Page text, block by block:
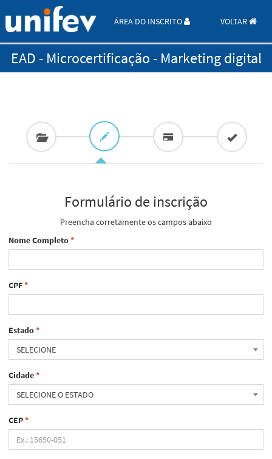
ÁREA DO INSCRITO VOLTAR
EAD - Microcertificação - Marketing digital
Formulário de inscrição
Preencha corretamente os campos abaixo
Nome Completo*
CPF*
Estado*
SELECIONE
Cidade*
SELECIONE O ESTADO
CEP*